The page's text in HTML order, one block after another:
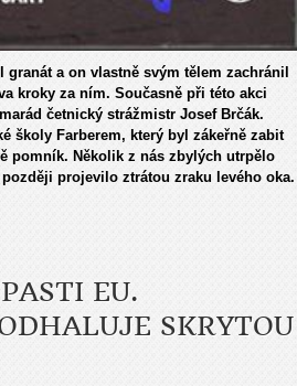
a on vlastně svým tělem zachránil
kroky za ním. Současně při této akci
četnický strážmistr Josef Brčák.
školy Farberem, který byl zákeřně zabit
pomník. Několik z nás zbylých utrpělo
projevilo ztrátou zraku levého oka.
EU.
SKRYTOU